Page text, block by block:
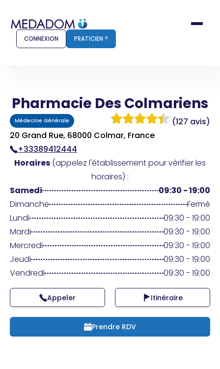
Comment ça marche ?
Pour les patients
Pharmacien
Connexion
Praticien ?
CONNEXION PRATICIEN ?
Pharmacie Des Colmariens
Médecine Générale
(127 avis)
20 Grand Rue, 68000 Colmar, France
+33389412444
Horaires (appelez l'établissement pour vérifier les
horaires) :
Samedi
09:30 - 19:00
Dimanche
Fermé
Lundi
09:30 - 19:00
Mardi
09:30 - 19:00
Mercredi
09:30 - 19:00
Jeudi
09:30 - 19:00
Vendredi
09:30 - 19:00
Appeler Itinéraire
Prendre RDV